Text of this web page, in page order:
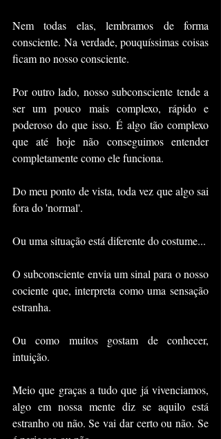
Nem todas elas, lembramos de forma
consciente. Na verdade, pouquíssimas coisas
ficam no nosso consciente.
Por outro lado, nosso subconsciente tende a
ser um pouco mais complexo, rápido e
poderoso do que isso. É algo tão complexo
que até hoje não conseguimos entender
completamente como ele funciona.
Do meu ponto de vista, toda vez que algo sai
fora do 'normal'.
Ou uma situação está diferente do costume...
O subconsciente envia um sinal para o nosso
cociente que, interpreta como uma sensação
estranha.
Ou como muitos gostam de conhecer,
intuição.
Meio que graças a tudo que já vivenciamos,
algo em nossa mente diz se aquilo está
estranho ou não. Se vai dar certo ou não. Se